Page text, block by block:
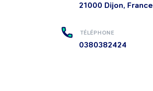
21000 Dijon, France
TÉLÉPHONE
0380382424